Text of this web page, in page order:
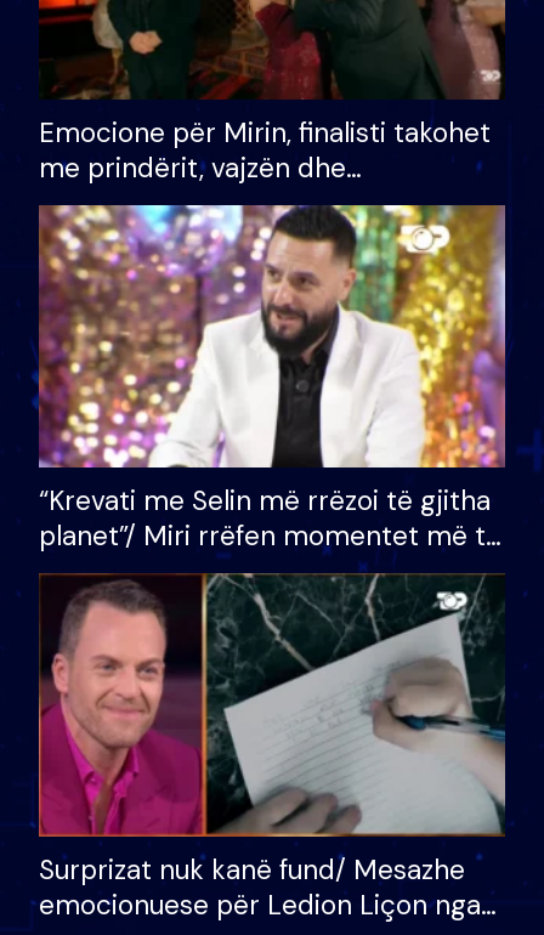
Emocione për Mirin, finalisti takohet
me prindërit, vajzën dhe
bashkëshorten: S’kemi ndonjë letër
divorci apo jo?
“Krevati me Selin më rrëzoi të gjitha
planet”/ Miri rrëfen momentet më të
bukura në shtëpinë e BB VIP: Do më
mungojë zilja e mëngjesit kur…
Surprizat nuk kanë fund/ Mesazhe
emocionuese për Ledion Liçon nga